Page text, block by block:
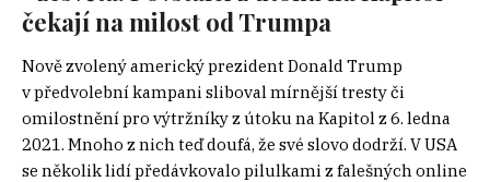
čekají na milost od Trumpa
Nově zvolený americký prezident Donald Trump
v předvolební kampani sliboval mírnější tresty či
omilostnění pro výtržníky z útoku na Kapitol z 6. ledna
2021. Mnoho z nich teď doufá, že své slovo dodrží. V USA
se několik lidí předávkovalo pilulkami z falešných online